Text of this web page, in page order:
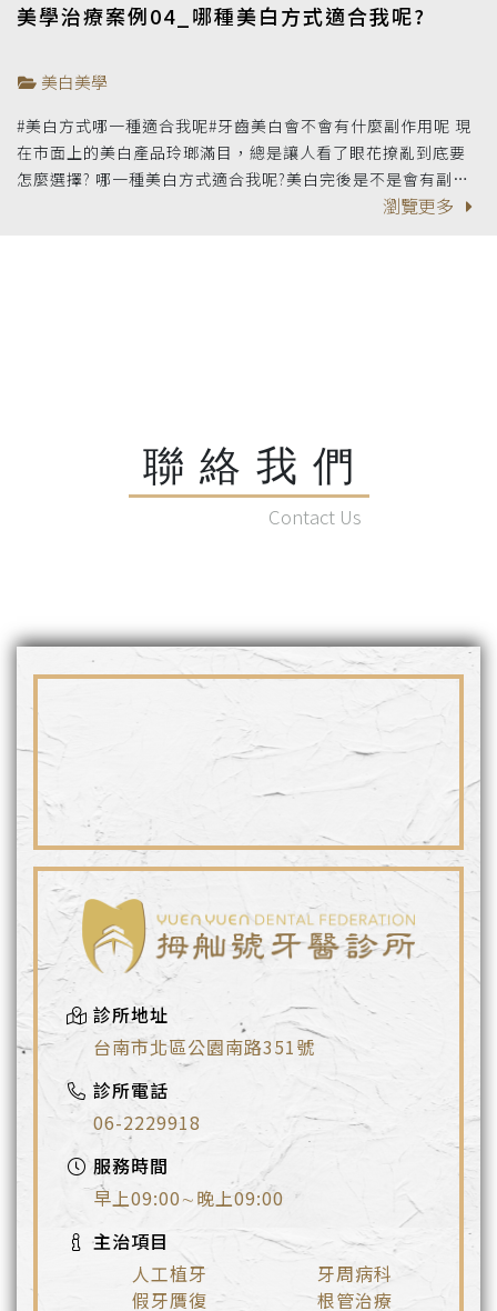
美學治療案例04_哪種美白方式適合我呢?
美白美學
#美白方式哪一種適合我呢#牙齒美白會不會有什麼副作用呢 現
在市面上的美白產品玲瑯滿目，總是讓人看了眼花撩亂到底要
怎麼選擇? 哪一種美白方式適合我呢?美白完後是不是會有副作
用? 多久適合做一次治療呢?快來讓 #根管治療專科謝旻芸醫師
噴砂：，約可維持3~6個月2. 居家美白：約可維持6個月3. 冷光
美白：約可維持6個月4. 齒內美白：恢復一般牙齒顏色5. 陶瓷貼
片：表面不易附著雜質，但需合併定期回診維持良好的口腔健
康謝醫師也提醒大家#牙齒美白屬於牙科治療範疇建議都要諮詢
約評估諮詢吧!!拇山號牙醫診所關心您 06-2229918#雙專科聯手
出擊 #甜美微笑通通給你#牙齒美白 #美容牙科 #陶瓷貼片 #3D
齒雕
瀏覽更多
聯絡我們
Contact Us
診所地址
台南市北區公園南路351號
診所電話
06-2229918
服務時間
早上09:00∼晚上09:00
主治項目
人工植牙
牙周病科
假牙贋復
根管治療